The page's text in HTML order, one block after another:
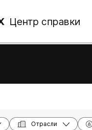
Центр справки
Отрасли